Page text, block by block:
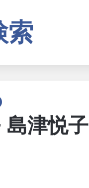
索
津悦子